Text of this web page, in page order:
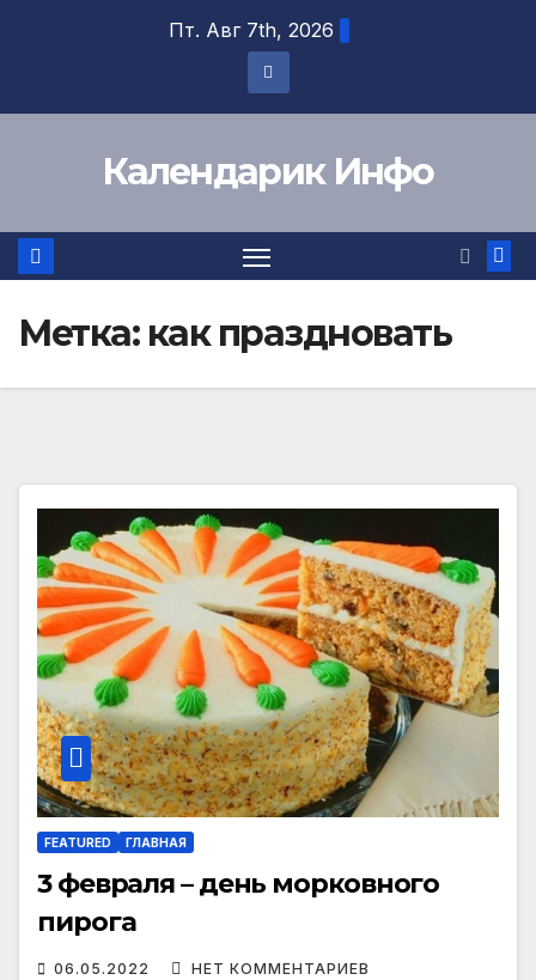
Пт. Авг 7th, 2026
Календарик Инфо
Метка: как праздновать
FEATURED ГЛАВНАЯ
3 февраля – день морковного
пирога
06.05.2022 НЕТ КОММЕНТАРИЕВ